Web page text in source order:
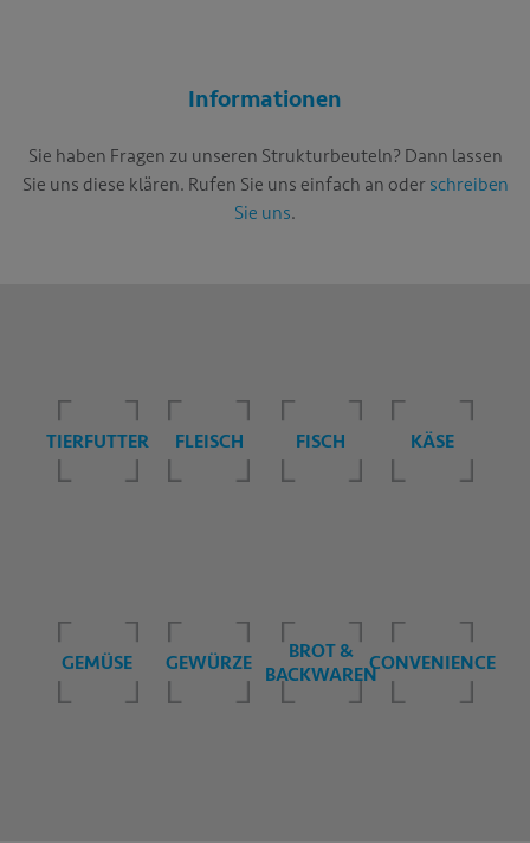
Informationen
Sie haben Fragen zu unseren Strukturbeuteln? Dann lassen
Sie uns diese klären. Rufen Sie uns einfach an oder schreiben
Sie uns.
TIERFUTTER FLEISCH FISCH KÄSE
GEMÜSE GEWÜRZE
BROT &
BACKWARENCONVENIENCE